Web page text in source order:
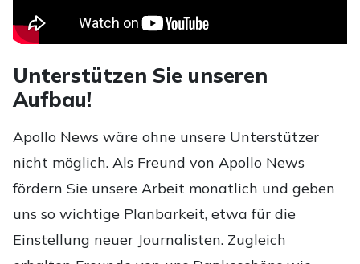
Unterstützen Sie unseren
Aufbau!
Apollo News wäre ohne unsere Unterstützer
nicht möglich. Als Freund von Apollo News
fördern Sie unsere Arbeit monatlich und geben
uns so wichtige Planbarkeit, etwa für die
Einstellung neuer Journalisten. Zugleich